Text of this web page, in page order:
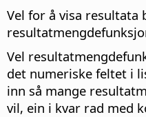
Vel for å visa resultata
Vel
det numeriske feltet i
inn så mange
vil, ein i kvar rad med